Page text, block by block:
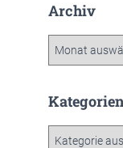
Archiv
h
Kategorien